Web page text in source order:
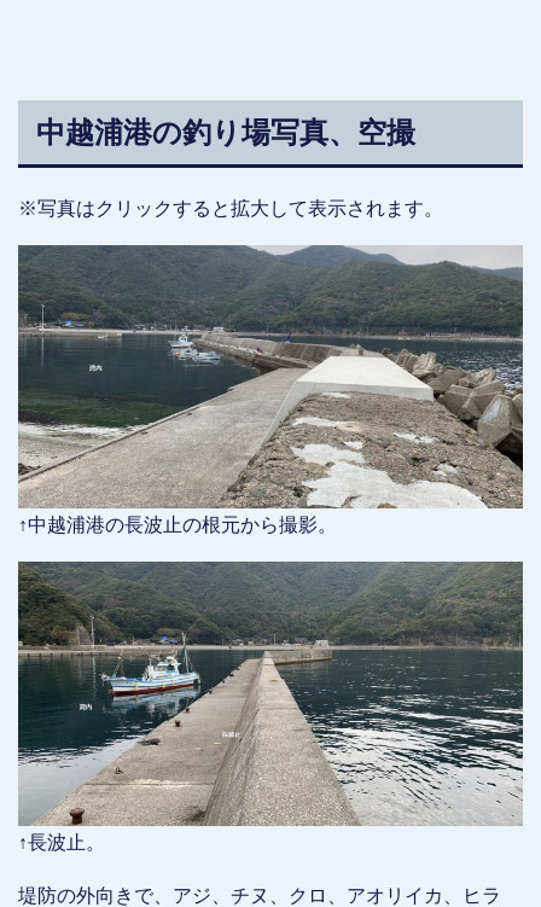
中越浦港の釣り場写真、空撮
※写真はクリックすると拡大して表示されます。
↑中越浦港の長波止の根元から撮影。
↑長波止。
堤防の外向きで、アジ、チヌ、クロ、アオリイカ、ヒラ